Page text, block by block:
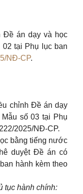
Đề án dạy và học
tại Phụ lục ban
NĐ-CP.
chỉnh Đề án dạy
Mẫu số 03 tại Phụ
222/2025/NĐ-CP.
bằng tiếng nước
duyệt Đề án có
hành kèm theo
tục hành chính: